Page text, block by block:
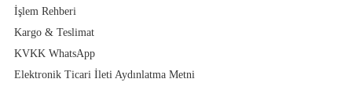
İşlem Rehberi
Kargo & Teslimat
KVKK WhatsApp
Elektronik Ticari İleti Aydınlatma Metni